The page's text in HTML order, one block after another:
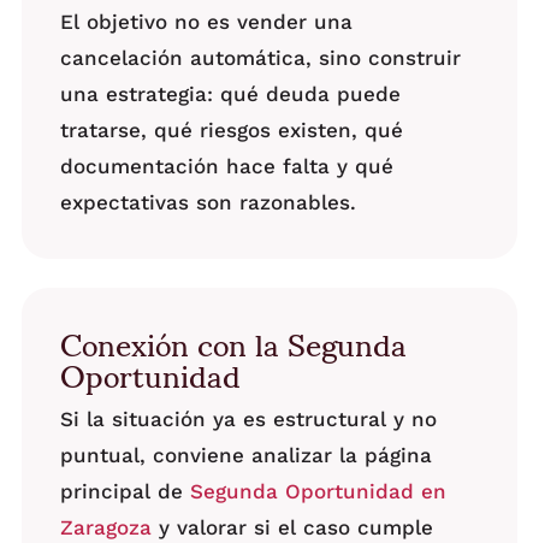
El objetivo no es vender una
cancelación automática, sino construir
una estrategia: qué deuda puede
tratarse, qué riesgos existen, qué
documentación hace falta y qué
expectativas son razonables.
Conexión con la Segunda
Oportunidad
Si la situación ya es estructural y no
puntual, conviene analizar la página
principal de Segunda Oportunidad en
Zaragoza y valorar si el caso cumple